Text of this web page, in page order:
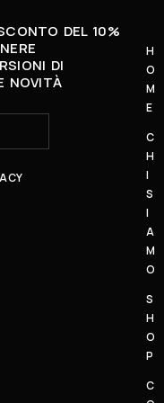
DEL 10%
DI
NOVITÀ
H
O
M
E
C
H
I
S
I
A
M
O
S
H
O
P
C
U
D
Ì
-
S
A
A
T
O
1